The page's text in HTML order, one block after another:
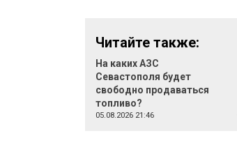
Читайте также:
На каких АЗС
Севастополя будет
свободно продаваться
топливо?
05.08.2026 21:46